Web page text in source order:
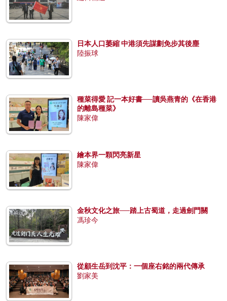
日本人口萎縮 中港須先謀劃免步其後塵
陸振球
種菜得愛 記一本好書──讀吳燕青的《在香港
的離島種菜》
陳家偉
繪本界一顆閃亮新星
陳家偉
金秋文化之旅──踏上古蜀道，走過劍門關
馮珍今
從顧生岳到沈平：一個座右銘的兩代傳承
劉家美